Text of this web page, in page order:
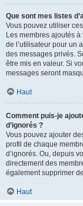
Que sont mes listes
Vous pouvez utiliser
Les membres ajoutés
de l’utilisateur pour un
des messages privés.
être mis en valeur. Si
messages seront
Haut
Comment puis-je
d’ignorés ?
Vous pouvez ajouter
profil de chaque
d’ignorés. Ou, depuis
directement des
également supprimer
Haut